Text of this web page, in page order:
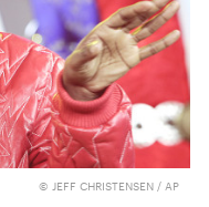
© JEFF CHRISTENSEN / AP